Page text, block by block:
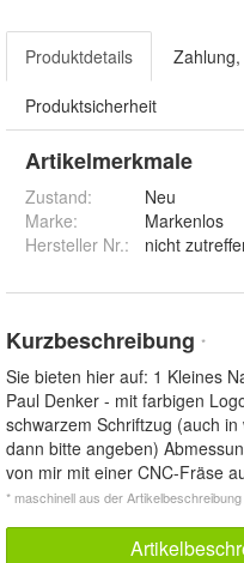
Produktdetails
Produktsicherheit
Artikelmerkmale
Zustand:
Neu
Marke:
Markenlos
Hersteller Nr.:
nicht
Kurzbeschreibung *
Sie bieten hier auf: 1 Kleines
Paul Denker - mit farbigen
schwarzem Schriftzug (auch
dann bitte angeben)
von mir mit einer CNC-Fräse
* maschinell aus der